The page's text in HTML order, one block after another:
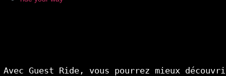
Avec Guest Ride, vous pourrez mieux